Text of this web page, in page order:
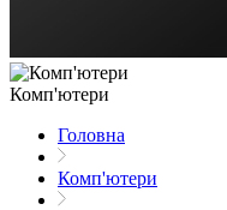
Комп'ютери
Головна
Комп'ютери